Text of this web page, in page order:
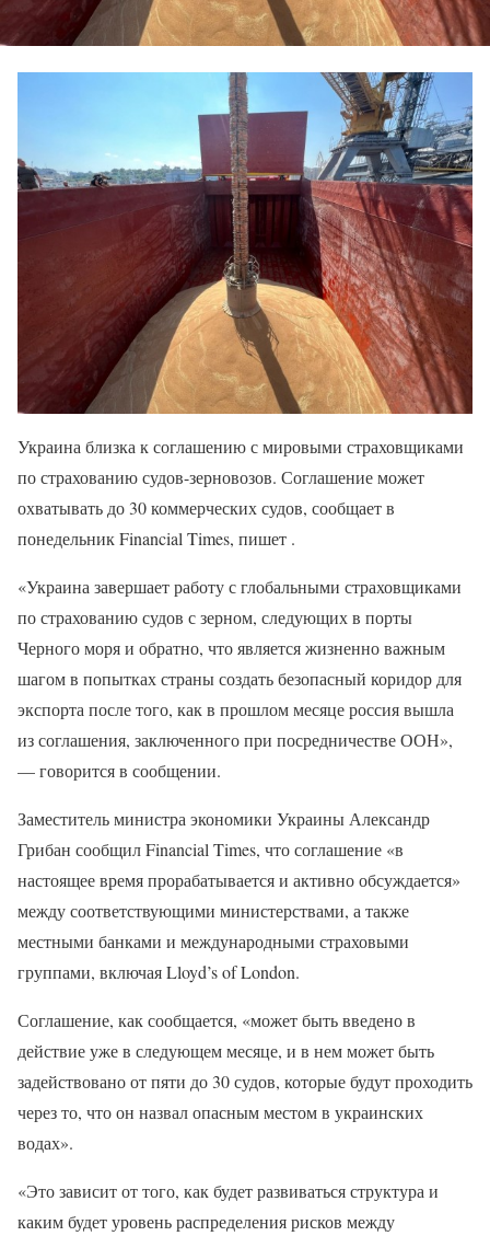
Украина близка к соглашению с мировыми страховщиками
по страхованию судов-зерновозов. Соглашение может
охватывать до 30 коммерческих судов, сообщает в
понедельник Financial Times, пишет .
«Украина завершает работу с глобальными страховщиками
по страхованию судов с зерном, следующих в порты
Черного моря и обратно, что является жизненно важным
шагом в попытках страны создать безопасный коридор для
экспорта после того, как в прошлом месяце россия вышла
из соглашения, заключенного при посредничестве ООН»,
— говорится в сообщении.
Заместитель министра экономики Украины Александр
Грибан сообщил Financial Times, что соглашение «в
настоящее время прорабатывается и активно обсуждается»
между соответствующими министерствами, а также
местными банками и международными страховыми
группами, включая Lloyd’s of London.
Соглашение, как сообщается, «может быть введено в
действие уже в следующем месяце, и в нем может быть
задействовано от пяти до 30 судов, которые будут проходить
через то, что он назвал опасным местом в украинских
водах».
«Это зависит от того, как будет развиваться структура и
каким будет уровень распределения рисков между